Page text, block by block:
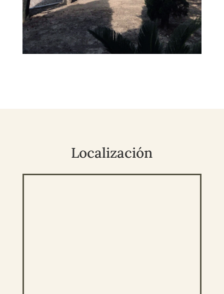
Localización